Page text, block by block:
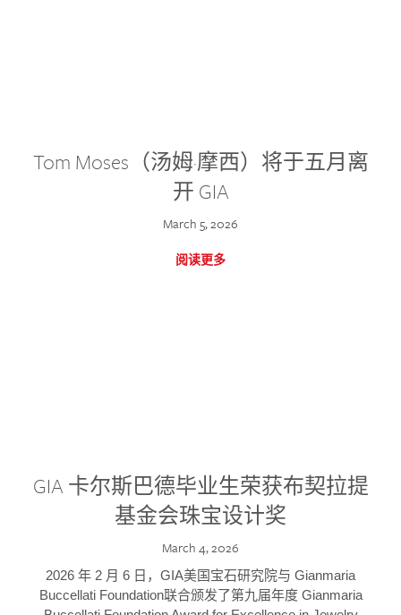
Tom Moses（汤姆·摩西）将于五月离
开 GIA
March 5, 2026
阅读更多
GIA 卡尔斯巴德毕业生荣获布契拉提
基金会珠宝设计奖
March 4, 2026
2026 年 2 月 6 日，GIA美国宝石研究院与 Gianmaria
Buccellati Foundation联合颁发了第九届年度 Gianmaria